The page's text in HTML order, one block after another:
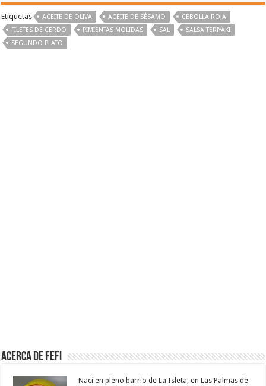
Etiquetas ACEITE DE OLIVA ACEITE DE SÉSAMO
CEBOLLA ROJA
FILETES DE CERDO
PIMIENTAS MOLIDAS SAL
SALSA TERIYAKI
SEGUNDO PLATO
Acerca de Fefi
Nací en pleno barrio de La Isleta, en Las Palmas de